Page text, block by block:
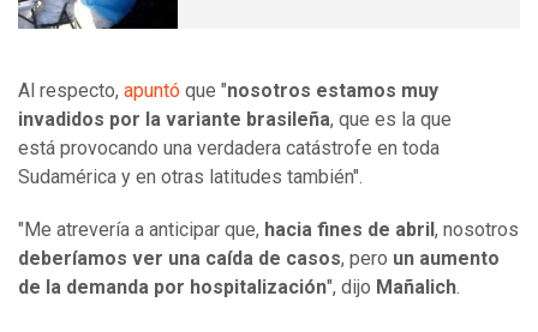
Al respecto, apuntó que "nosotros estamos muy
invadidos por la variante brasileña, que es la que
está provocando una verdadera catástrofe en toda
Sudamérica y en otras latitudes también".
"Me atrevería a anticipar que, hacia fines de abril , nosotros
deberíamos ver una caída de casos, pero un aumento
de la demanda por hospitalización", dijo Mañalich.